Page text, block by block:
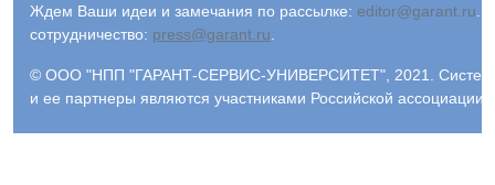
Ждем Ваши идеи и замечания по рассылке: editor@garant.ru
сотрудничество: press@garant.ru
© ООО "НПП "ГАРАНТ-СЕРВИС-УНИВЕРСИТЕТ", 2021. Система
и ее партнеры являются участниками Российской